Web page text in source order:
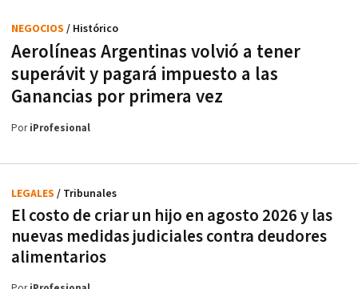
Aerolíneas Argentinas volvió a tener
superávit y pagará impuesto a las
Ganancias por primera vez
NEGOCIOS / Histórico
PoriProfesional
El costo de criar un hijo en agosto 2026 y las
nuevas medidas judiciales contra deudores
alimentarios
LEGALES / Tribunales